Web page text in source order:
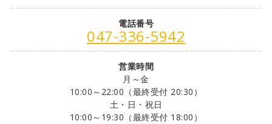
電話番号
047-336-5942
営業時間
月～金
10:00～22:00（最終受付 20:30）
土・日・祝日
10:00～19:30（最終受付 18:00）